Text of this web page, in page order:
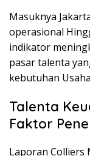
Masuknya
operasional
indikator
pasar talenta
kebutuhan
Talenta
Faktor
Laporan Colliers